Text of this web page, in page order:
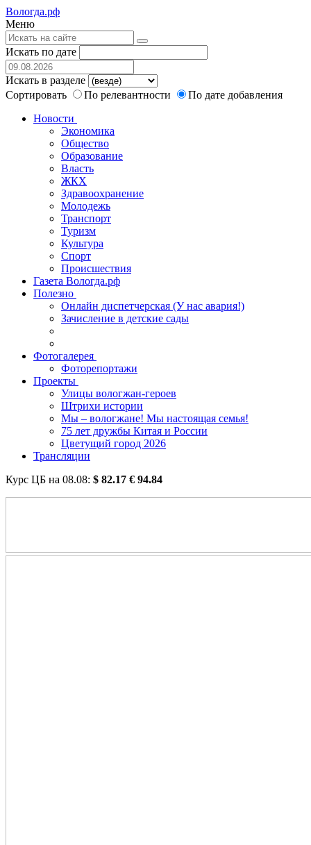
Вологда.рф
Меню
Искать по дате
Искать в разделе
Сортировать
По релевантности
По дате добавления
Новости
Экономика
Общество
Образование
Власть
ЖКХ
Здравоохранение
Молодежь
Транспорт
Туризм
Культура
Спорт
Происшествия
Газета Вологда.рф
Полезно
Онлайн диспетчерская (У нас авария!)
Зачисление в детские сады
Фотогалерея
Фоторепортажи
Проекты
Улицы вологжан-героев
Штрихи истории
Мы – вологжане! Мы настоящая семья!
75 лет дружбы Китая и России
Цветущий город 2026
Трансляции
Курс ЦБ на 08.08: $ 82.17 € 94.84